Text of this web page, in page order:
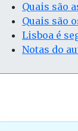
Quais são
Quais são
Lisboa é
Notas do